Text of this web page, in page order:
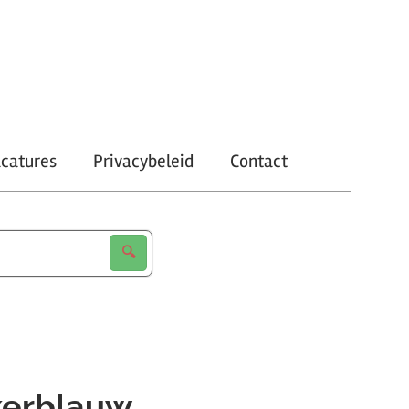
Privacybeleid Contact